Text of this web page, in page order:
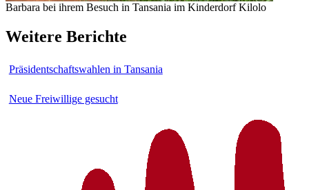
Barbara bei ihrem Besuch in Tansania im Kinderdorf Kilolo
Weitere Berichte
Präsidentschaftswahlen in Tansania
Neue Freiwillige gesucht